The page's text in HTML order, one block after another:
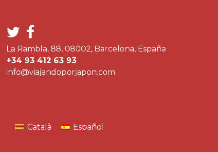
La Rambla, 88, 08002, Barcelona, España
+34 93 412 63 93
info@viajandoporjapon.com
Català Español